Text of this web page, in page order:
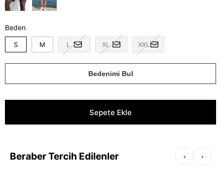
Beden
S M L XL XXL
Bedenimi Bul
Beraber Tercih Edilenler ‹ ›